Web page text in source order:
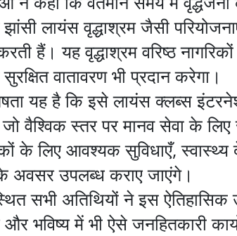
झांसी लायंस वृद्धाश्रम जैसी
हैं। यह वृद्धाश्रम वरिष्ठ
वातावरण भी प्रदान करेगा।
यह है कि इसे लायंस क्लब्स
वैश्विक स्तर पर मानव सेवा के लिए
के लिए आवश्यक सुविधाएँ,
अवसर उपलब्ध कराए जाएंगे।
सभी अतिथियों ने इस
भविष्य में भी ऐसे जनहितकारी